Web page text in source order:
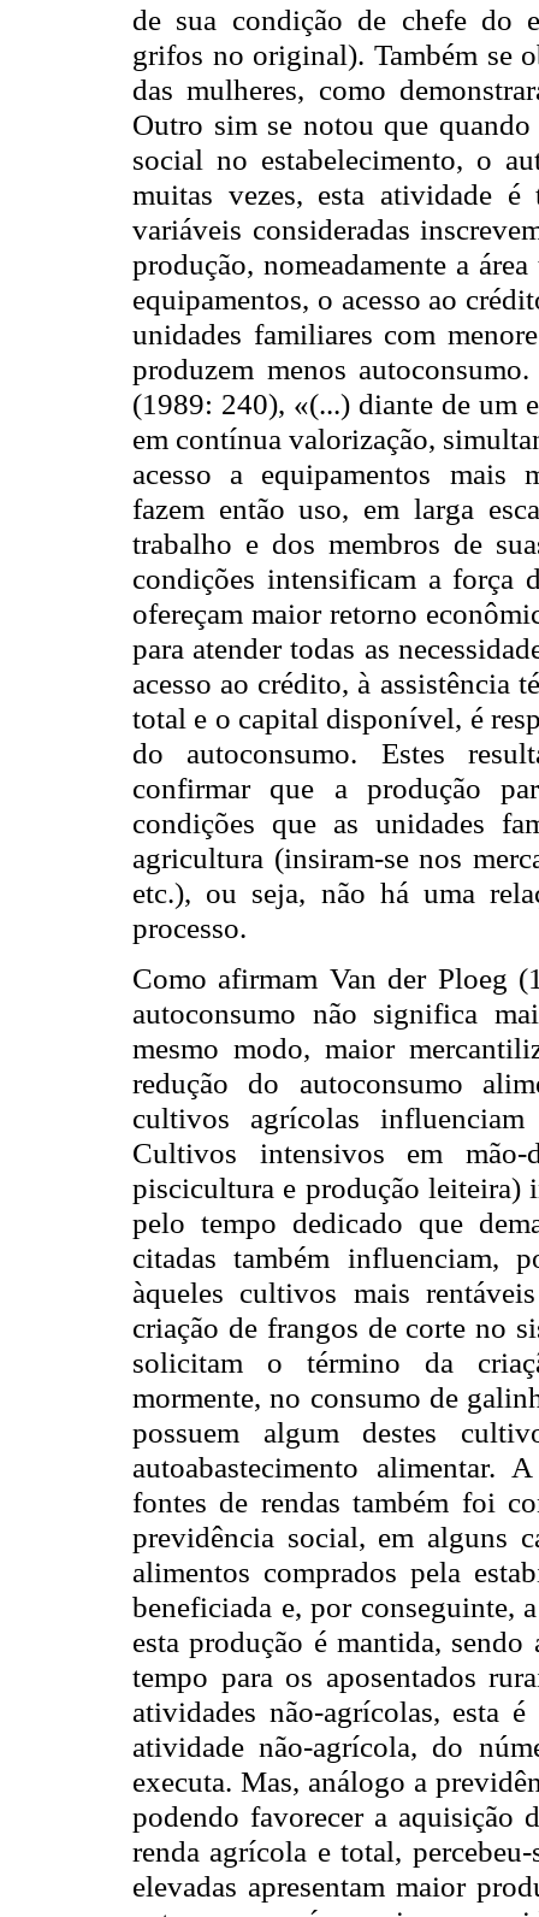
de sua condição de chefe do
grifos no original). Também se
das mulheres, como
Outro sim se notou que
social no estabelecimento, o
muitas vezes, esta atividade
variáveis consideradas
produção, nomeadamente a
equipamentos, o acesso ao
unidades familiares com
produzem menos
(1989: 240), «(...) diante de um
em contínua valorização,
acesso a equipamentos mais
fazem então uso, em larga
trabalho e dos membros de
condições intensificam a força
ofereçam maior retorno
para atender todas as
acesso ao crédito, à assistência
total e o capital disponível, é
do autoconsumo. Estes
confirmar que a produção
condições que as unidades
agricultura (insiram-se nos
etc.), ou seja, não há uma
processo.
Como afirmam Van der Ploeg
autoconsumo não significa
mesmo modo, maior
redução do autoconsumo
cultivos agrícolas
Cultivos intensivos em
piscicultura e produção leiteira)
pelo tempo dedicado que
citadas também influenciam,
àqueles cultivos mais
criação de frangos de corte no
solicitam o término da
mormente, no consumo de
possuem algum destes
autoabastecimento alimentar.
fontes de rendas também foi
previdência social, em alguns
alimentos comprados pela
beneficiada e, por conseguinte,
esta produção é mantida,
tempo para os aposentados
atividades não-agrícolas, esta
atividade não-agrícola, do
executa. Mas, análogo a
podendo favorecer a aquisição
renda agrícola e total,
elevadas apresentam maior